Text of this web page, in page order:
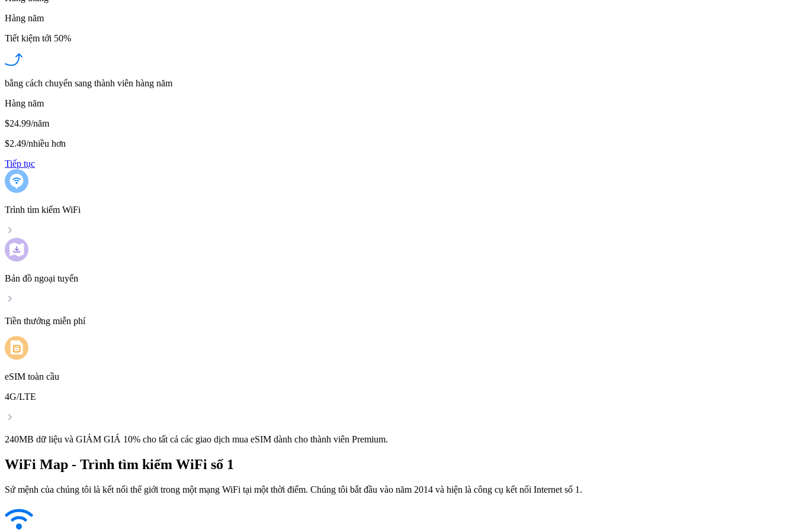
Hàng năm
Tiết kiệm tới 50%
bằng cách chuyển sang thành viên hàng năm
Hàng năm
$24.99/năm
$2.49/nhiều hơn
Tiếp tục
Trình tìm kiếm WiFi
Bản đồ ngoại tuyến
Tiền thưởng miễn phí
eSIM toàn cầu
4G/LTE
240MB dữ liệu và GIẢM GIÁ 10% cho tất cả các giao dịch mua eSIM dành cho thành viên Premium.
WiFi Map - Trình tìm kiếm WiFi số 1
Sứ mệnh của chúng tôi là kết nối thế giới trong một mạng WiFi tại một thời điểm. Chúng tôi bắt đầu vào năm 2014 và hiện là công cụ kết nối Internet số 1.